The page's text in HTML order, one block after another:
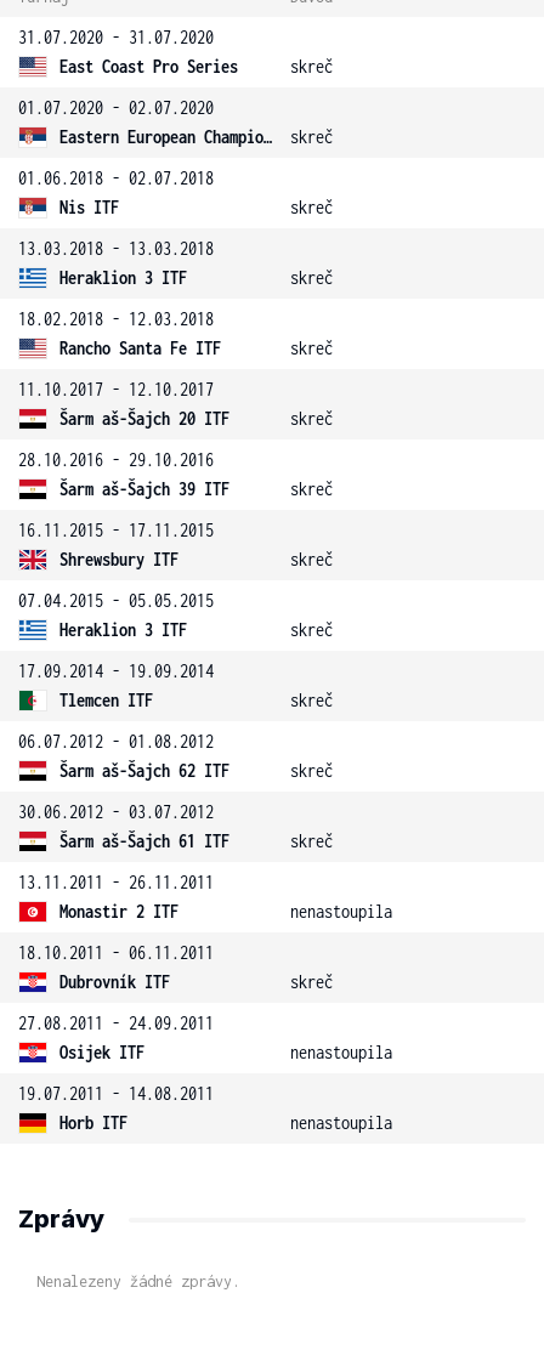
31.07.2020 - 31.07.2020
East Coast Pro Series
skreč
01.07.2020 - 02.07.2020
Eastern European Championship
skreč
01.06.2018 - 02.07.2018
Nis ITF
skreč
13.03.2018 - 13.03.2018
Heraklion 3 ITF
skreč
18.02.2018 - 12.03.2018
Rancho Santa Fe ITF
skreč
11.10.2017 - 12.10.2017
Šarm aš-Šajch 20 ITF
skreč
28.10.2016 - 29.10.2016
Šarm aš-Šajch 39 ITF
skreč
16.11.2015 - 17.11.2015
Shrewsbury ITF
skreč
07.04.2015 - 05.05.2015
Heraklion 3 ITF
skreč
17.09.2014 - 19.09.2014
Tlemcen ITF
skreč
06.07.2012 - 01.08.2012
Šarm aš-Šajch 62 ITF
skreč
30.06.2012 - 03.07.2012
Šarm aš-Šajch 61 ITF
skreč
13.11.2011 - 26.11.2011
Monastir 2 ITF
nenastoupila
18.10.2011 - 06.11.2011
Dubrovník ITF
skreč
27.08.2011 - 24.09.2011
Osijek ITF
nenastoupila
19.07.2011 - 14.08.2011
Horb ITF
nenastoupila
Zprávy
Nenalezeny žádné zprávy.